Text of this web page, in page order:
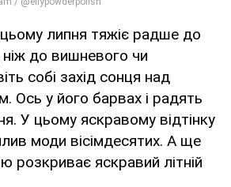
липня тяжіє радше до
до вишневого чи
собі захід сонця над
Ось у його барвах і радять
У цьому яскравому відтінку
моди вісімдесятих. А ще
розкриває яскравий літній